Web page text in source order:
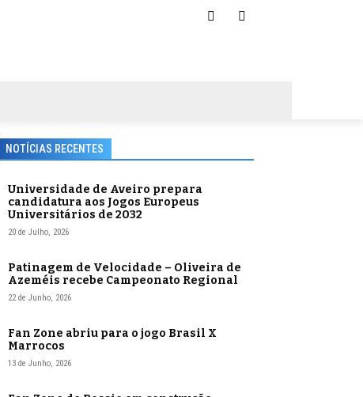
NOTÍCIAS RECENTES
Universidade de Aveiro prepara
candidatura aos Jogos Europeus
Universitários de 2032
20 de Julho, 2026
Patinagem de Velocidade – Oliveira de
Azeméis recebe Campeonato Regional
22 de Junho, 2026
Fan Zone abriu para o jogo Brasil X
Marrocos
13 de Junho, 2026